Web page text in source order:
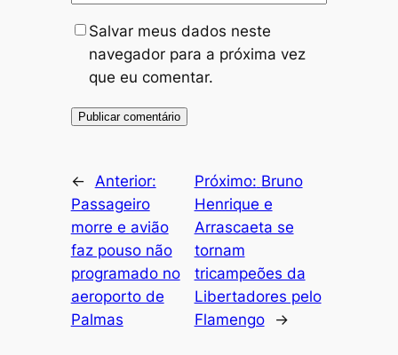
Salvar meus dados neste
navegador para a próxima vez
que eu comentar.
← Anterior:
Passageiro
morre e avião
faz pouso não
programado no
aeroporto de
Palmas
Próximo: Bruno
Henrique e
Arrascaeta se
tornam
tricampeões da
Libertadores pelo
Flamengo
→